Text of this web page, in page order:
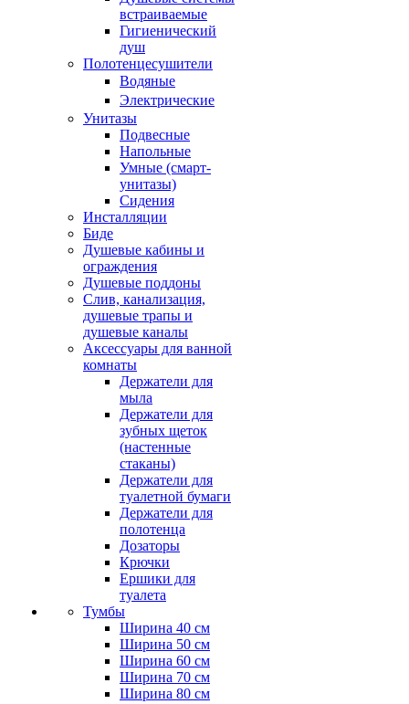
встраиваемые
Гигиенический
душ
Полотенцесушители
ㅤВодяные
ㅤЭлектрические
Унитазы
Подвесные
Напольные
Умные (смарт-
унитазы)
Сидения
Инсталляции
Биде
Душевые кабины и
ограждения
Душевые поддоны
Слив, канализация,
душевые трапы и
душевые каналы
Аксессуары для ванной
комнаты
Держатели для
мыла
Держатели для
зубных щеток
(настенные
стаканы)
Держатели для
туалетной бумаги
Держатели для
полотенца
Дозаторы
Крючки
Ершики для
туалета
Тумбы
Ширина 40 см
Ширина 50 см
Ширина 60 см
Ширина 70 см
Ширина 80 см